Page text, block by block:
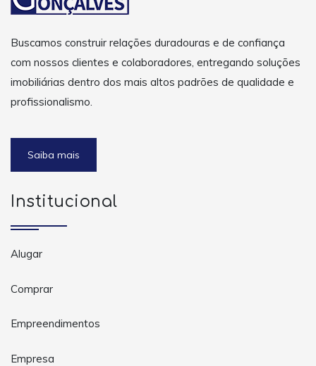
Buscamos construir relações duradouras e de confiança
com nossos clientes e colaboradores, entregando soluções
imobiliárias dentro dos mais altos padrões de qualidade e
profissionalismo.
Saiba mais
Institucional
Alugar
Comprar
Empreendimentos
Empresa